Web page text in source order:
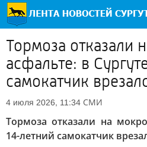
Тормоза отказали
асфальте: в
самокатчик
4 июля 2026, 11:34 СМИ
Тормоза отказали на
14-летний самокатчик